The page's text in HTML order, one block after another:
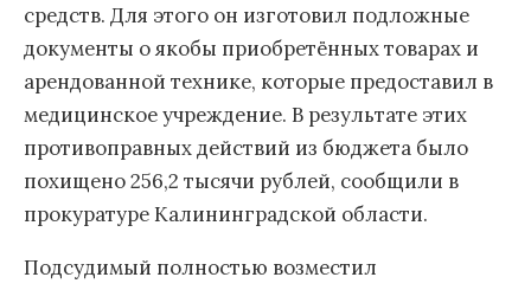
средств. Для этого он изготовил подложные
документы о якобы приобретённых товарах и
арендованной технике, которые предоставил в
медицинское учреждение. В результате этих
противоправных действий из бюджета было
похищено 256,2 тысячи рублей, сообщили в
прокуратуре Калининградской области.
Подсудимый полностью возместил